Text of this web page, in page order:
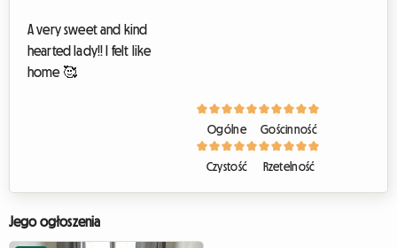
A very sweet and kind
hearted lady!! I felt like
home 🥰
Ogólne Gościnność
Czystość Rzetelność
Jego ogłoszenia